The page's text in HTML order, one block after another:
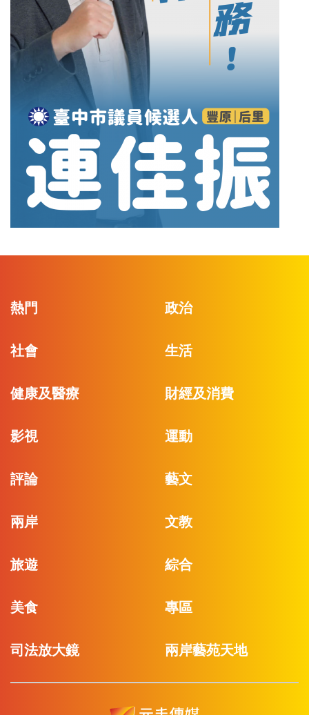
熱門 政治
社會 生活
健康及醫療 財經及消費
影視 運動
評論 藝文
兩岸 文教
旅遊 綜合
美食 專區
司法放大鏡 兩岸藝苑天地